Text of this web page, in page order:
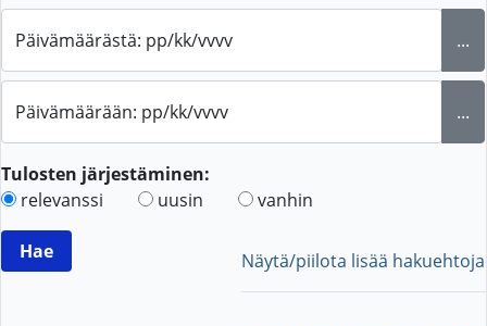
Päivämäärästä: pp/kk/vvvv ...
Päivämäärään: pp/kk/vvvv ...
Tulosten järjestäminen:
relevanssi
uusin vanhin
Näytä/piilota lisää hakuehtoja